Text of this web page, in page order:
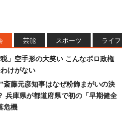
芸能 スポーツ ライフ
」空手形の大笑い こんなボロ政権
けがない
斎藤元彦知事はなぜ粉飾まがいの決
兵庫県が都道府県で初の「早期健全
危機